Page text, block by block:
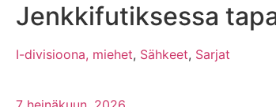
Jenkkifutiksessa
I-divisioona, miehet, Sähkeet, Sarjat